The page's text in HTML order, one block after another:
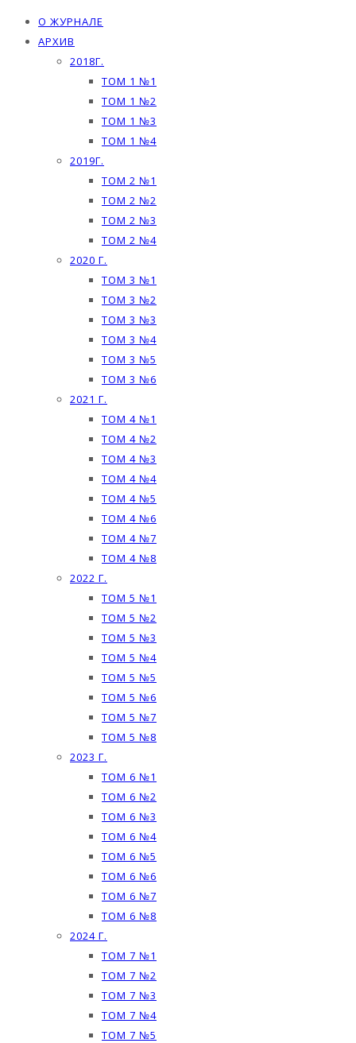
О ЖУРНАЛЕ
АРХИВ
2018Г.
ТОМ 1 №1
ТОМ 1 №2
ТОМ 1 №3
ТОМ 1 №4
2019Г.
ТОМ 2 №1
ТОМ 2 №2
ТОМ 2 №3
ТОМ 2 №4
2020 Г.
ТОМ 3 №1
ТОМ 3 №2
ТОМ 3 №3
ТОМ 3 №4
ТОМ 3 №5
ТОМ 3 №6
2021 Г.
ТОМ 4 №1
ТОМ 4 №2
ТОМ 4 №3
ТОМ 4 №4
ТОМ 4 №5
ТОМ 4 №6
ТОМ 4 №7
ТОМ 4 №8
2022 Г.
ТОМ 5 №1
ТОМ 5 №2
ТОМ 5 №3
ТОМ 5 №4
ТОМ 5 №5
ТОМ 5 №6
ТОМ 5 №7
ТОМ 5 №8
2023 Г.
ТОМ 6 №1
ТОМ 6 №2
ТОМ 6 №3
ТОМ 6 №4
ТОМ 6 №5
ТОМ 6 №6
ТОМ 6 №7
ТОМ 6 №8
2024 Г.
ТОМ 7 №1
ТОМ 7 №2
ТОМ 7 №3
ТОМ 7 №4
ТОМ 7 №5